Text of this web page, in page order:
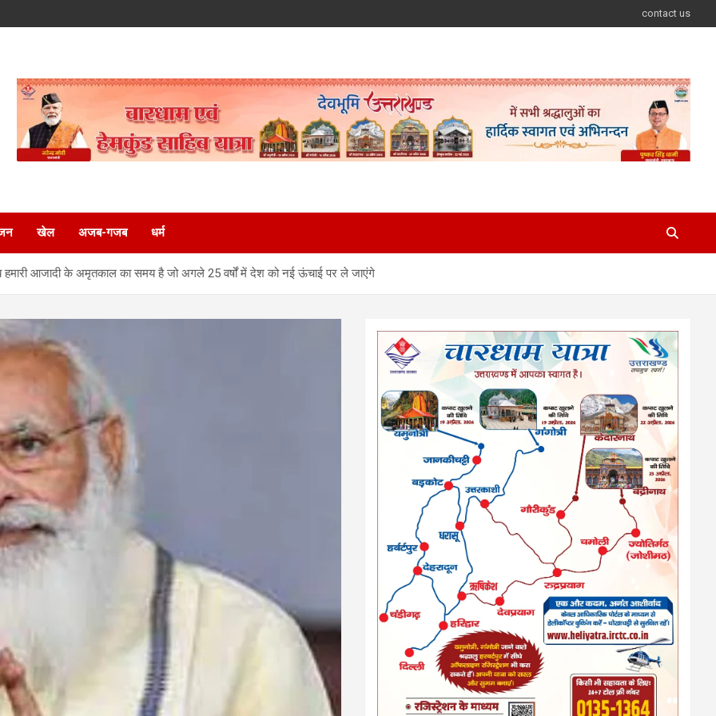
contact us
खेल अजब-गजब धर्म
हमारी आजादी के अमृतकाल का समय है जो अगले 25 वर्षों में देश को नई ऊंचाई पर ले जाएंगे